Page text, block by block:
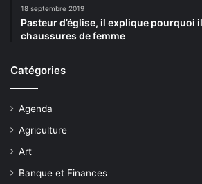
18 septembre 2019
Pasteur d’église, il explique pourquoi
chaussures de femme
Catégories
Agenda
Agriculture
Art
Banque et Finances